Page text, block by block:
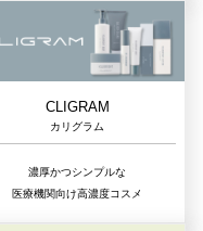
CLIGRAM
カリグラム
濃厚かつシンプルな
医療機関向け高濃度コスメ